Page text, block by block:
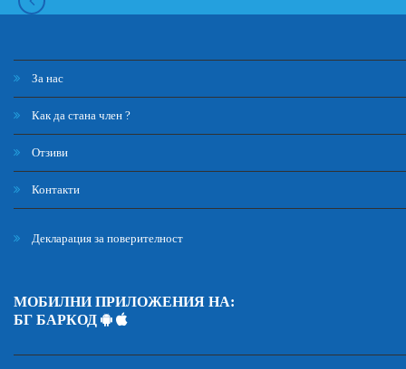
За нас
Как да стана член ?
Отзиви
Контакти
Декларация за поверителност
МОБИЛНИ ПРИЛОЖЕНИЯ НА:
БГ БАРКОД